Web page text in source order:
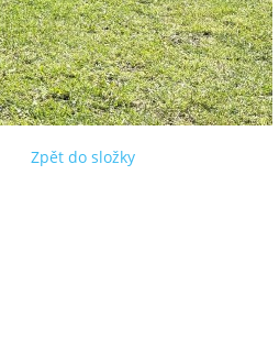
Zpět do složky